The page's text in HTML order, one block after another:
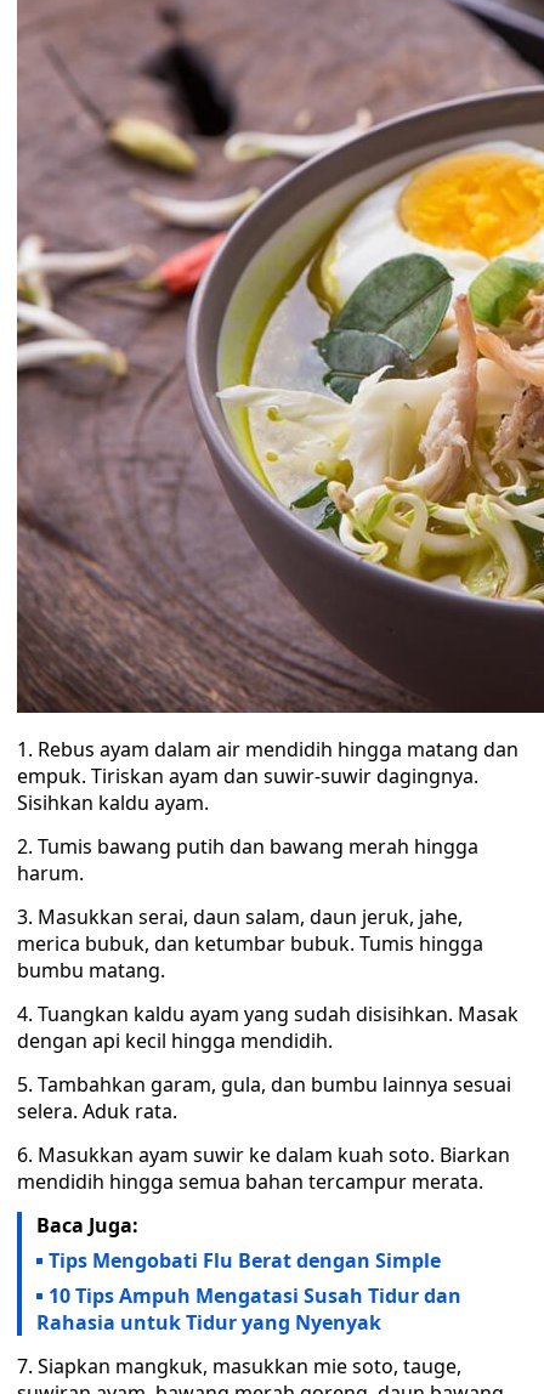
1. Rebus ayam dalam air mendidih hingga matang dan
empuk. Tiriskan ayam dan suwir-suwir dagingnya.
Sisihkan kaldu ayam.
2. Tumis bawang putih dan bawang merah hingga
harum.
3. Masukkan serai, daun salam, daun jeruk, jahe,
merica bubuk, dan ketumbar bubuk. Tumis hingga
bumbu matang.
4. Tuangkan kaldu ayam yang sudah disisihkan. Masak
dengan api kecil hingga mendidih.
5. Tambahkan garam, gula, dan bumbu lainnya sesuai
selera. Aduk rata.
6. Masukkan ayam suwir ke dalam kuah soto. Biarkan
mendidih hingga semua bahan tercampur merata.
Baca Juga:
Tips Mengobati Flu Berat dengan Simple
10 Tips Ampuh Mengatasi Susah Tidur dan
Rahasia untuk Tidur yang Nyenyak
7. Siapkan mangkuk, masukkan mie soto, tauge,